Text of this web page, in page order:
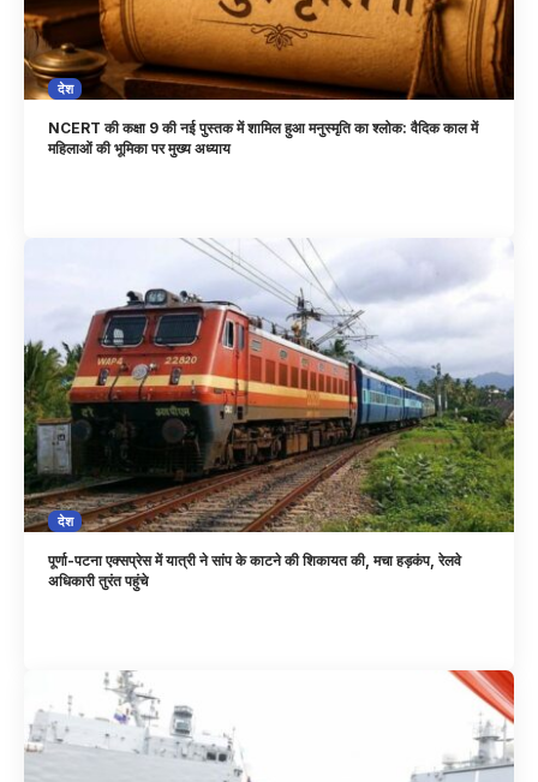
देश
NCERT की कक्षा 9 की नई पुस्तक में शामिल हुआ मनुस्मृति का श्लोक: वैदिक काल में
महिलाओं की भूमिका पर मुख्य अध्याय
देश
पूर्णा-पटना एक्सप्रेस में यात्री ने सांप के काटने की शिकायत की, मचा हड़कंप, रेलवे
अधिकारी तुरंत पहुंचे